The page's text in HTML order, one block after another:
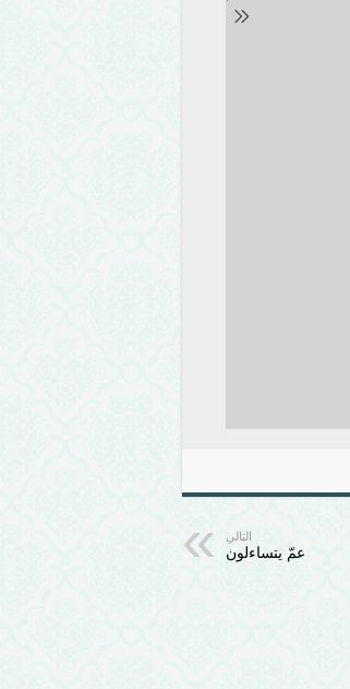
التالي
عمّ يتساءلون